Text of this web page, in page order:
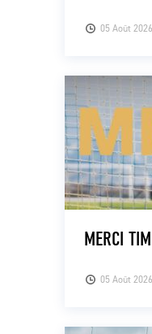
05 Août 2026
05 Août 2026
MERCI